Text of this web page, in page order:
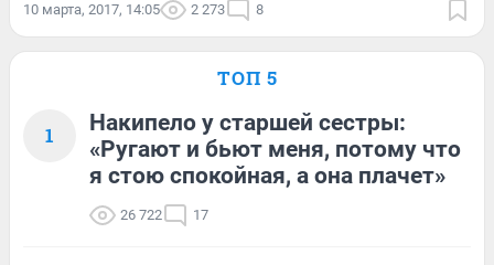
10 марта, 2017, 14:05 2 273 8
ТОП 5
1
Накипело у старшей сестры:
«Ругают и бьют меня, потому что
я стою спокойная, а она плачет»
26 722 17